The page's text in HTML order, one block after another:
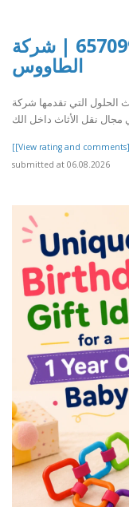
هاف لوري نقل اثاث 65709988 | شركة
الطاووس
التي تقدمها شركة
[[View rating and
submitted at 06.08.2026